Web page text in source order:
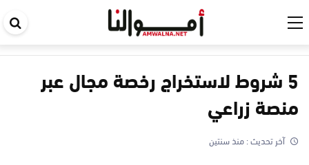
5 شروط لاستخراج رخصة مجال عبر
منصة زراعي
آخر تحديث :منذ سنتين